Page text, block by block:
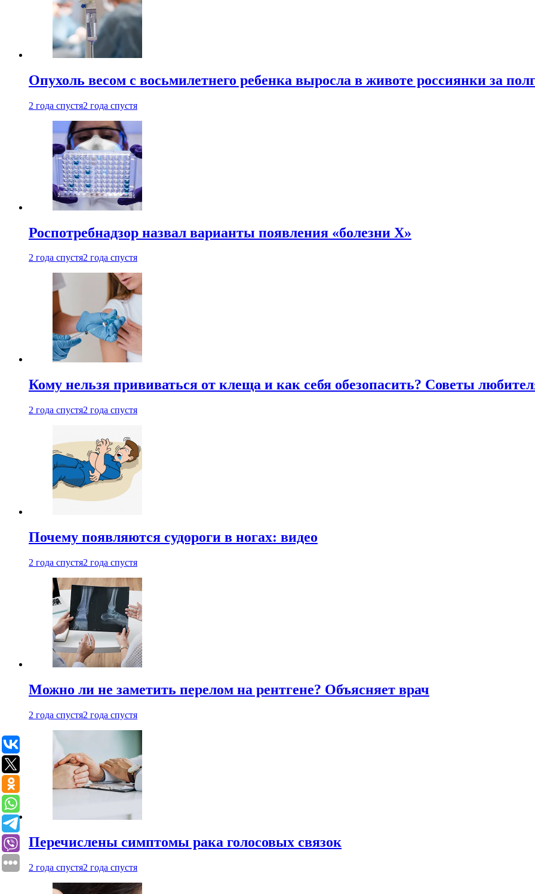
Опухоль весом с восьмилетнего ребенка выросла в животе россиянки за
2 года спустя2 года спустя
Роспотребнадзор назвал варианты появления «болезни Х»
2 года спустя2 года спустя
Кому нельзя прививаться от клеща и как себя обезопасить? Советы
2 года спустя2 года спустя
Почему появляются судороги в ногах: видео
2 года спустя2 года спустя
Можно ли не заметить перелом на рентгене? Объясняет врач
2 года спустя2 года спустя
Перечислены симптомы рака голосовых связок
2 года спустя2 года спустя